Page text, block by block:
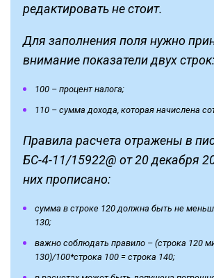
редактировать не стоит.
Для заполнения поля нужно
внимание показатели двух строк:
100 – процент налога;
110 – сумма дохода, которая начислена
Правила расчета отражены в
БС-4-11/15922@ от 20 декабря
них прописано:
сумма в строке 120 должна быть не
130;
важно соблюдать правило – (строка 120
130)/100*строка 100 = строка 140;